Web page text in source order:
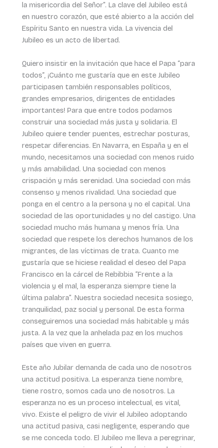
la misericordia del Señor”. La clave del Jubileo está
en nuestro corazón, que esté abierto a la acción del
Espíritu Santo en nuestra vida. La vivencia del
Jubileo es un acto de libertad.
Quiero insistir en la invitación que hace el Papa “para
todos”, ¡Cuánto me gustaría que en este Jubileo
participasen también responsables políticos,
grandes empresarios, dirigentes de entidades
importantes! Para que entre todos podamos
construir una sociedad más justa y solidaria. El
Jubileo quiere tender puentes, estrechar posturas,
respetar diferencias. En Navarra, en España y en el
mundo, necesitamos una sociedad con menos ruido
y más amabilidad. Una sociedad con menos
crispación y más serenidad. Una sociedad con más
consenso y menos rivalidad. Una sociedad que
ponga en el centro a la persona y no el capital. Una
sociedad de las oportunidades y no del castigo. Una
sociedad mucho más humana y menos fría. Una
sociedad que respete los derechos humanos de los
migrantes, de las víctimas de trata. Cuanto me
gustaría que se hiciese realidad el deseo del Papa
Francisco en la cárcel de Rebibbia “Frente a la
violencia y el mal, la esperanza siempre tiene la
última palabra”. Nuestra sociedad necesita sosiego,
tranquilidad, paz social y personal. De esta forma
conseguiremos una sociedad más habitable y más
justa. A la vez que la anhelada paz en los muchos
países que viven en guerra.
Este año Jubilar demanda de cada uno de nosotros
una actitud positiva. La esperanza tiene nombre,
tiene rostro, somos cada uno de nosotros. La
esperanza no es un proceso intelectual, es vital,
vivo. Existe el peligro de vivir el Jubileo adoptando
una actitud pasiva, casi negligente, esperando que
se me conceda todo. El Jubileo me lleva a peregrinar,